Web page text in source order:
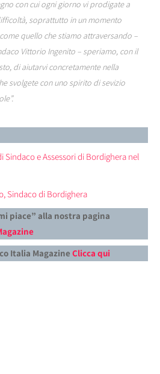
con cui ogni giorno vi prodigate a
soprattutto in un momento
quello che stiamo attraversando –
Vittorio Ingenito – speriamo, con il
di aiutarvi concretamente nella
svolgete con uno spirito di sevizio
Sindaco e Assessori di Bordighera nel
Sindaco di Bordighera
piace” alla nostra pagina
Italia Magazine Clicca qui